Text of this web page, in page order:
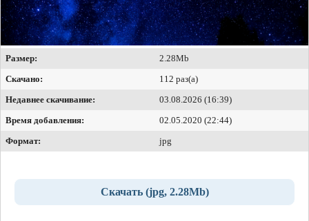
Размер:
2.28Mb
Скачано:
112 раз(а)
Недавнее скачивание:
03.08.2026 (16:39)
Время добавления:
02.05.2020 (22:44)
Формат:
jpg
Скачать (jpg, 2.28Mb)